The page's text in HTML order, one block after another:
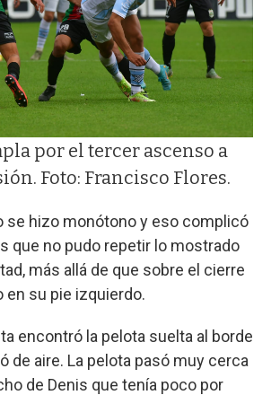
por el tercer ascenso a
Foto: Francisco Flores.
se hizo monótono y eso complicó
que no pudo repetir lo mostrado
más allá de que sobre el cierre
en su pie izquierdo.
encontró la pelota suelta al borde
de aire. La pelota pasó muy cerca
de Denis que tenía poco por